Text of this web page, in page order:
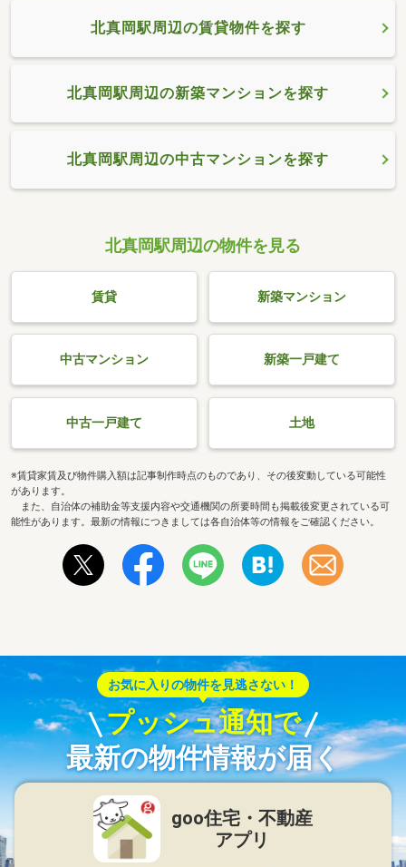
北真岡駅周辺の賃貸物件を探す
北真岡駅周辺の新築マンションを探す
北真岡駅周辺の中古マンションを探す
北真岡駅周辺の物件を見る
賃貸 新築マンション
中古マンション 新築一戸建て
中古一戸建て 土地
※賃貸家賃及び物件購入額は記事制作時点のものであり、その後変動している可能性
があります。
また、自治体の補助金等支援内容や交通機関の所要時間も掲載後変更されている可
能性があります。最新の情報につきましては各自治体等の情報をご確認ください。
お気に入りの物件を見逃さない！
プッシュ通知で
最新の物件情報が届く
goo住宅・不動産
アプリ